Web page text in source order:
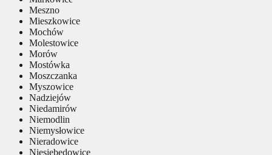
Meszno
Mieszkowice
Mochów
Molestowice
Morów
Mostówka
Moszczanka
Myszowice
Nadziejów
Niedamirów
Niemodlin
Niemysłowice
Nieradowice
Niesiebędowice